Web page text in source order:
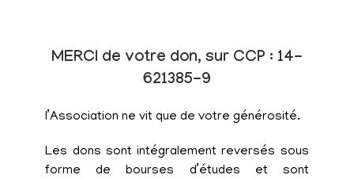
MERCI de votre don, sur CCP : 14-
621385-9
l’Association ne vit que de votre générosité.
Les dons sont intégralement reversés sous
forme de bourses d’études et sont